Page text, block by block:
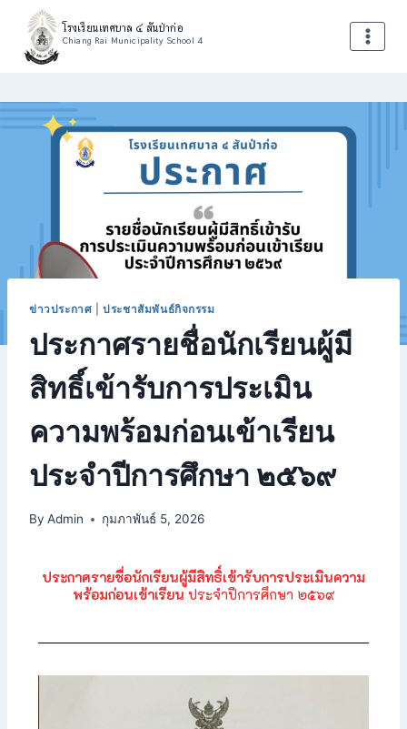
โรงเรียนเทศบาล ๔ สันป่าก่อ
Chiang Rai Municipality School 4
ข่าวประกาศ |ประชาสัมพันธ์กิจกรรม
ประกาศรายชื่อนักเรียนผู้มี
สิทธิ์เข้ารับการประเมิน
ความพร้อมก่อนเข้าเรียน
ประจำปีการศึกษา ๒๕๖๙
By Admin กุมภาพันธ์ 5, 2026
ประกาศรายชื่อนักเรียนผู้มีสิทธิ์เข้ารับการประเมินความ
พร้อมก่อนเข้าเรียน ประจำปีการศึกษา ๒๕๖๙